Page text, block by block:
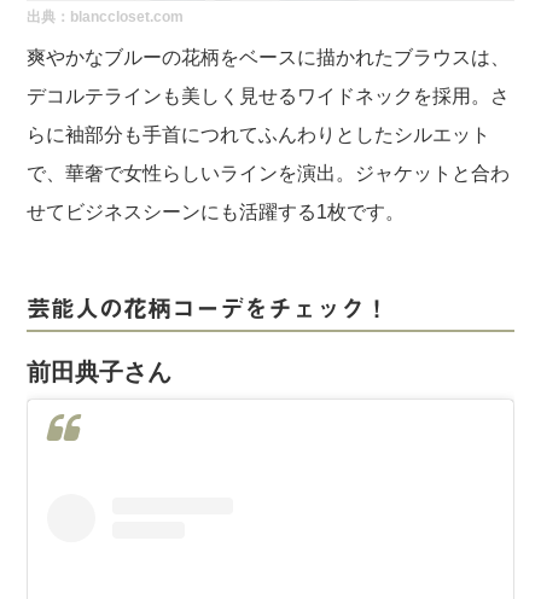
出典：blanccloset.com
爽やかなブルーの花柄をベースに描かれたブラウスは、
デコルテラインも美しく見せるワイドネックを採用。さ
らに袖部分も手首につれてふんわりとしたシルエット
で、華奢で女性らしいラインを演出。ジャケットと合わ
せてビジネスシーンにも活躍する1枚です。
芸能人の花柄コーデをチェック！
前田典子さん